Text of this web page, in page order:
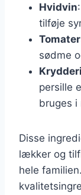
Hvidvin
tilføje
Tomater
sødme
persille
bruges i
Disse
lækker og
hele